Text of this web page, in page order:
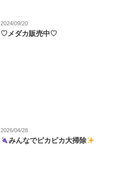
2024/09/20
♡メダカ販売中♡
2026/04/28
みんなでピカピカ大掃除